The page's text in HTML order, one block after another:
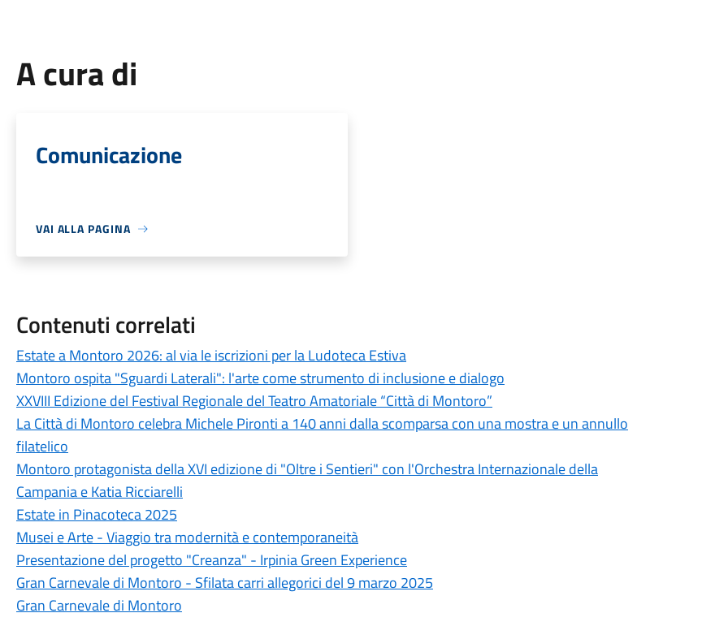
A cura di
Comunicazione
VAI ALLA PAGINA
Contenuti correlati
Estate a Montoro 2026: al via le iscrizioni per la Ludoteca Estiva
Montoro ospita "Sguardi Laterali": l'arte come strumento di inclusione e dialogo
XXVIII Edizione del Festival Regionale del Teatro Amatoriale “Città di Montoro”
La Città di Montoro celebra Michele Pironti a 140 anni dalla scomparsa con una mostra e un annullo
filatelico
Montoro protagonista della XVI edizione di "Oltre i Sentieri" con l'Orchestra Internazionale della
Campania e Katia Ricciarelli
Estate in Pinacoteca 2025
Musei e Arte - Viaggio tra modernità e contemporaneità
Presentazione del progetto "Creanza" - Irpinia Green Experience
Gran Carnevale di Montoro - Sfilata carri allegorici del 9 marzo 2025
Gran Carnevale di Montoro